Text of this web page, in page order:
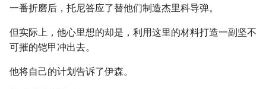
一番折磨后，托尼答应了替他们制造杰里科导弹。
但实际上，他心里想的却是，利用这里的材料打造一副坚不
可摧的铠甲冲出去。
他将自己的计划告诉了伊森。